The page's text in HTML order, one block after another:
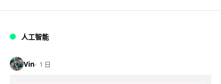
人工智能
Vin 1 日